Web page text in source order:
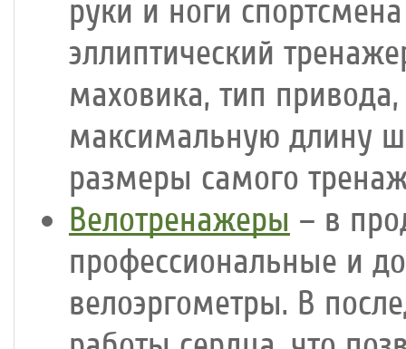
руки и ноги
эллиптический
маховика, тип
максимальную длину
размеры самого
Велотренажеры – в
профессиональные и
велоэргометры. В